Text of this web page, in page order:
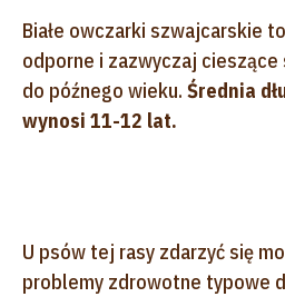
Białe owczarki szwajcarskie
odporne i zazwyczaj
do późnego wieku. Średnia
wynosi 11-12 lat.
U psów tej rasy zdarzyć się
problemy zdrowotne typowe